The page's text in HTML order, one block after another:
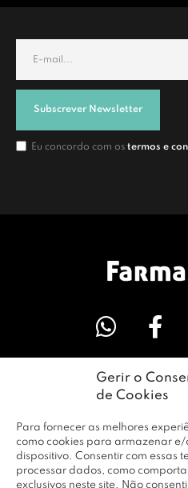
Gerir o
de Cookies
Para fornecer as melhores
como cookies para armazenar
dispositivo. Consentir com essas
processar dados, como
exclusivos neste site. Não
Subscrever Newsletter
Eu concordo com os termos e
LINKS